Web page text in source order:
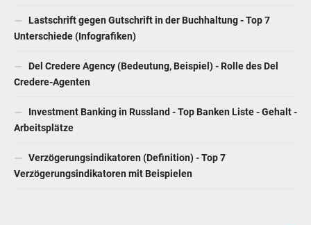
Lastschrift gegen Gutschrift in der Buchhaltung - Top 7
Unterschiede (Infografiken)
Del Credere Agency (Bedeutung, Beispiel) - Rolle des Del
Credere-Agenten
Investment Banking in Russland - Top Banken Liste - Gehalt -
Arbeitsplätze
Verzögerungsindikatoren (Definition) - Top 7
Verzögerungsindikatoren mit Beispielen